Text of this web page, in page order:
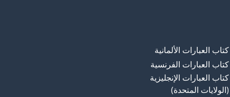
كتاب العبارات الألمانية
كتاب العبارات الفرنسية
كتاب العبارات الإنجليزية
(الولايات المتحدة)